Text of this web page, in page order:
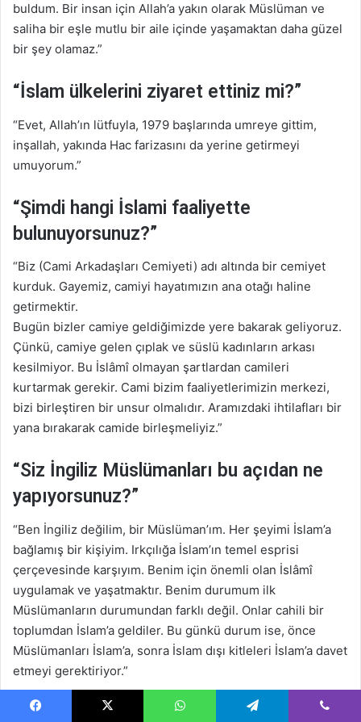
buldum. Bir insan için Allah’a yakın olarak Müslüman ve
saliha bir eşle mutlu bir aile içinde yaşamaktan daha güzel
bir şey olamaz.”
“İslam ülkelerini ziyaret ettiniz mi?”
“Evet, Allah’ın lütfuyla, 1979 başlarında umreye gittim,
inşallah, yakında Hac farizasını da yerine getirmeyi
umuyorum.”
“Şimdi hangi İslami faaliyette
bulunuyorsunuz?”
“Biz (Cami Arkadaşları Cemiyeti) adı altında bir cemiyet
kurduk. Gayemiz, camiyi hayatımızın ana otağı haline
getirmektir.
Bugün bizler camiye geldiğimizde yere bakarak geliyoruz.
Çünkü, camiye gelen çıplak ve süslü kadınların arkası
kesilmiyor. Bu İslâmî olmayan şartlardan camileri
kurtarmak gerekir. Cami bizim faaliyetlerimizin merkezi,
bizi birleştiren bir unsur olmalıdır. Aramızdaki ihtilafları bir
yana bırakarak camide birleşmeliyiz.”
“Siz İngiliz Müslümanları bu açıdan ne
yapıyorsunuz?”
“Ben İngiliz değilim, bir Müslüman’ım. Her şeyimi İslam’a
bağlamış bir kişiyim. Irkçılığa İslam’ın temel esprisi
çerçevesinde karşıyım. Benim için önemli olan İslâmî
uygulamak ve yaşatmaktır. Benim durumum ilk
Müslümanların durumundan farklı değil. Onlar cahili bir
toplumdan İslam’a geldiler. Bu günkü durum ise, önce
Müslümanları İslam’a, sonra İslam dışı kitleleri İslam’a davet
etmeyi gerektiriyor.”
“İngiltere’deki gayr-ı müslimler arasında İslam’ı yayma